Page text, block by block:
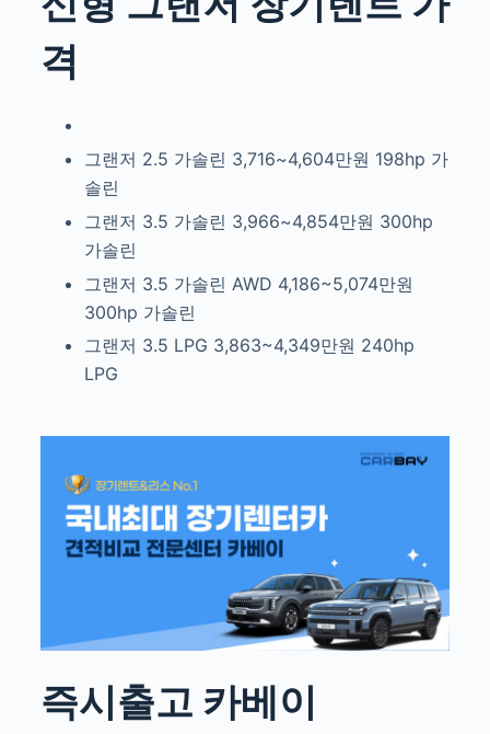
격
그랜저 2.5 가솔린 3,716~4,604만원 198hp 가
솔린
그랜저 3.5 가솔린 3,966~4,854만원 300hp
가솔린
그랜저 3.5 가솔린 AWD 4,186~5,074만원
300hp 가솔린
그랜저 3.5 LPG 3,863~4,349만원 240hp
LPG
즉시출고 카베이